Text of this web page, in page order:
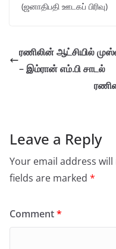
(ஜனாதிபதி ஊடகப் பிரிவு)
ரணிலின் ஆட்சியில்
– இம்ரான் எம்.பி சாடல்
Leave a Reply
Your email address
fields are marked *
Comment*